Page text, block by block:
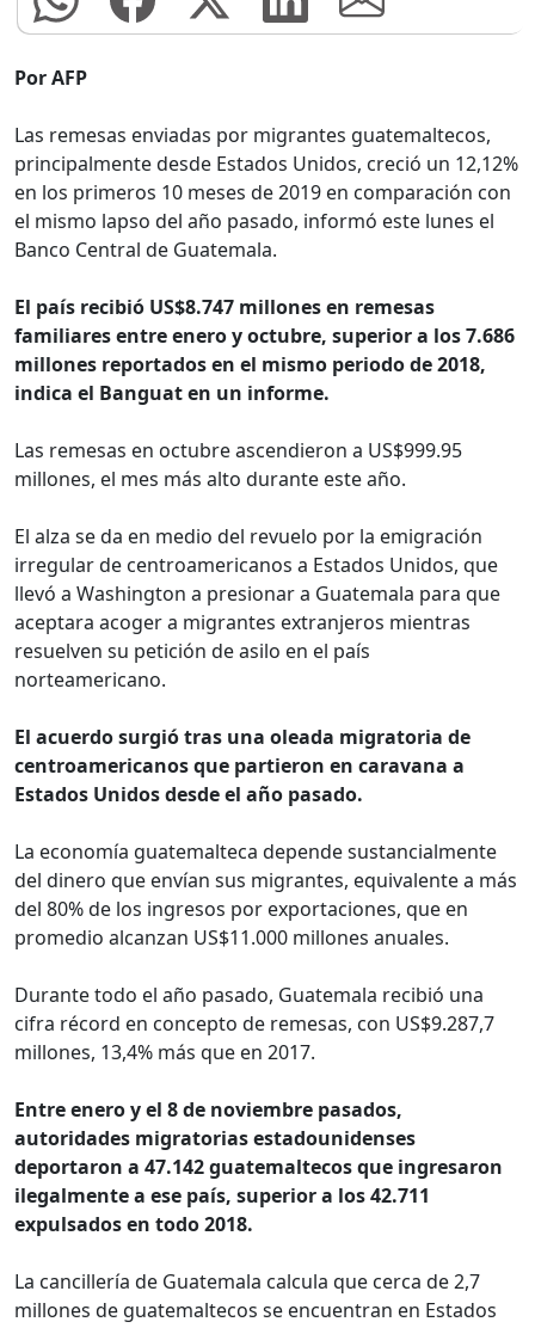
Por AFP
Las remesas enviadas por migrantes guatemaltecos,
principalmente desde Estados Unidos, creció un 12,12%
en los primeros 10 meses de 2019 en comparación con
el mismo lapso del año pasado, informó este lunes el
Banco Central de Guatemala.
El país recibió US$8.747 millones en remesas
familiares entre enero y octubre, superior a los 7.686
millones reportados en el mismo periodo de 2018,
indica el Banguat en un informe.
Las remesas en octubre ascendieron a US$999.95
millones, el mes más alto durante este año.
El alza se da en medio del revuelo por la emigración
irregular de centroamericanos a Estados Unidos, que
llevó a Washington a presionar a Guatemala para que
aceptara acoger a migrantes extranjeros mientras
resuelven su petición de asilo en el país
norteamericano.
El acuerdo surgió tras una oleada migratoria de
centroamericanos que partieron en caravana a
Estados Unidos desde el año pasado.
La economía guatemalteca depende sustancialmente
del dinero que envían sus migrantes, equivalente a más
del 80% de los ingresos por exportaciones, que en
promedio alcanzan US$11.000 millones anuales.
Durante todo el año pasado, Guatemala recibió una
cifra récord en concepto de remesas, con US$9.287,7
millones, 13,4% más que en 2017.
Entre enero y el 8 de noviembre pasados,
autoridades migratorias estadounidenses
deportaron a 47.142 guatemaltecos que ingresaron
ilegalmente a ese país, superior a los 42.711
expulsados en todo 2018.
La cancillería de Guatemala calcula que cerca de 2,7
millones de guatemaltecos se encuentran en Estados